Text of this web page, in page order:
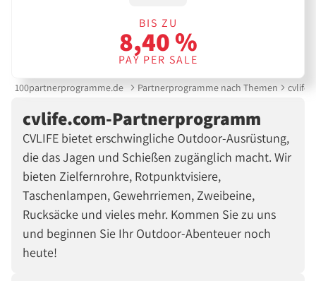
BIS ZU
8,40 %
PAY PER SALE
100partnerprogramme.de Partnerprogramme nach Themen
cvlife.com-Partnerprogramm
CVLIFE bietet erschwingliche Outdoor-Ausrüstung,
die das Jagen und Schießen zugänglich macht. Wir
bieten Zielfernrohre, Rotpunktvisiere,
Taschenlampen, Gewehrriemen, Zweibeine,
Rucksäcke und vieles mehr. Kommen Sie zu uns
und beginnen Sie Ihr Outdoor-Abenteuer noch
heute!